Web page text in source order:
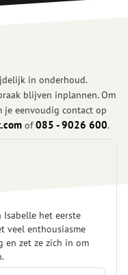
in onderhoud.
blijven inplannen. Om
je eenvoudig contact op
of085 - 9026 600.
Isabelle het eerste
veel enthousiasme
en zet ze zich in om